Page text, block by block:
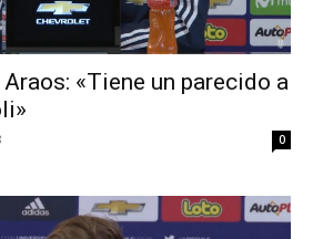
«Tiene un parecido a
0